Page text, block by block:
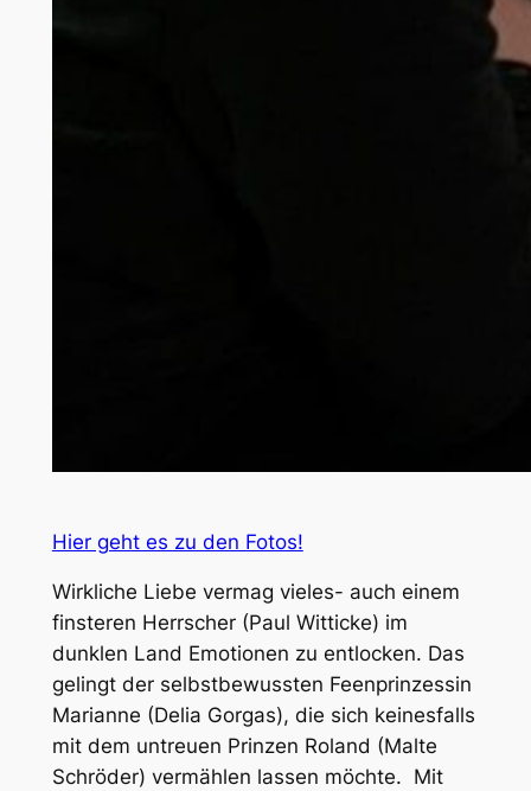
Hier geht es zu den Fotos!
Wirkliche Liebe vermag vieles- auch einem
finsteren Herrscher (Paul Witticke) im
dunklen Land Emotionen zu entlocken. Das
gelingt der selbstbewussten Feenprinzessin
Marianne (Delia Gorgas), die sich keinesfalls
mit dem untreuen Prinzen Roland (Malte
Schröder) vermählen lassen möchte. Mit